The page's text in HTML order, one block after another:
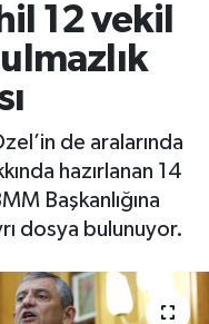
12 vekil
de aralarında
hazırlanan 14
Başkanlığına
dosya bulunuyor.